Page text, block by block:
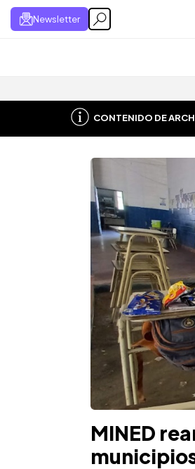
Newsletter
CONTENIDO DE
MINED